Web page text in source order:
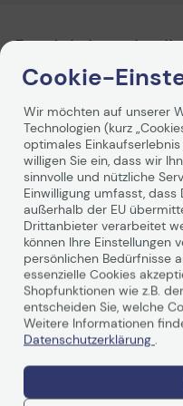
gemäß der EU-
Mit dem robusten HP
Drucker
für einen
positionieren und
für zusätzliches Papier
Verbrauchsmaterialien.
Technische Daten
Allgemein
Hersteller
Cookie-
Wir möchten auf unserer
Technologien (kurz
optimales Einkaufserlebnis
willigen Sie ein, dass wir
sinnvolle und nützliche
Einwilligung umfasst,
außerhalb der EU
Drittanbieter verarbeitet
können Ihre Einstellungen
persönlichen Bedürfnisse
essenzielle Cookies
Shopfunktionen wie z.B.
entscheiden Sie, welche
Weitere Informationen
Datenschutzerklärung .